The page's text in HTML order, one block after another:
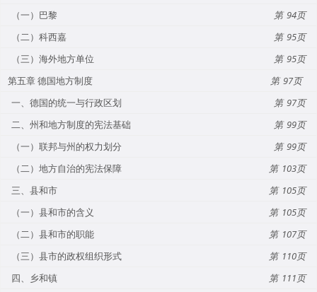
（一）巴黎
94
（二）科西嘉
95
（三）海外地方单位
95
第五章 德国地方制度
97
一、德国的统一与行政区划
97
二、州和地方制度的宪法基础
99
（一）联邦与州的权力划分
99
（二）地方自治的宪法保障
103
三、县和市
105
（一）县和市的含义
105
（二）县和市的职能
107
（三）县市的政权组织形式
110
四、乡和镇
111